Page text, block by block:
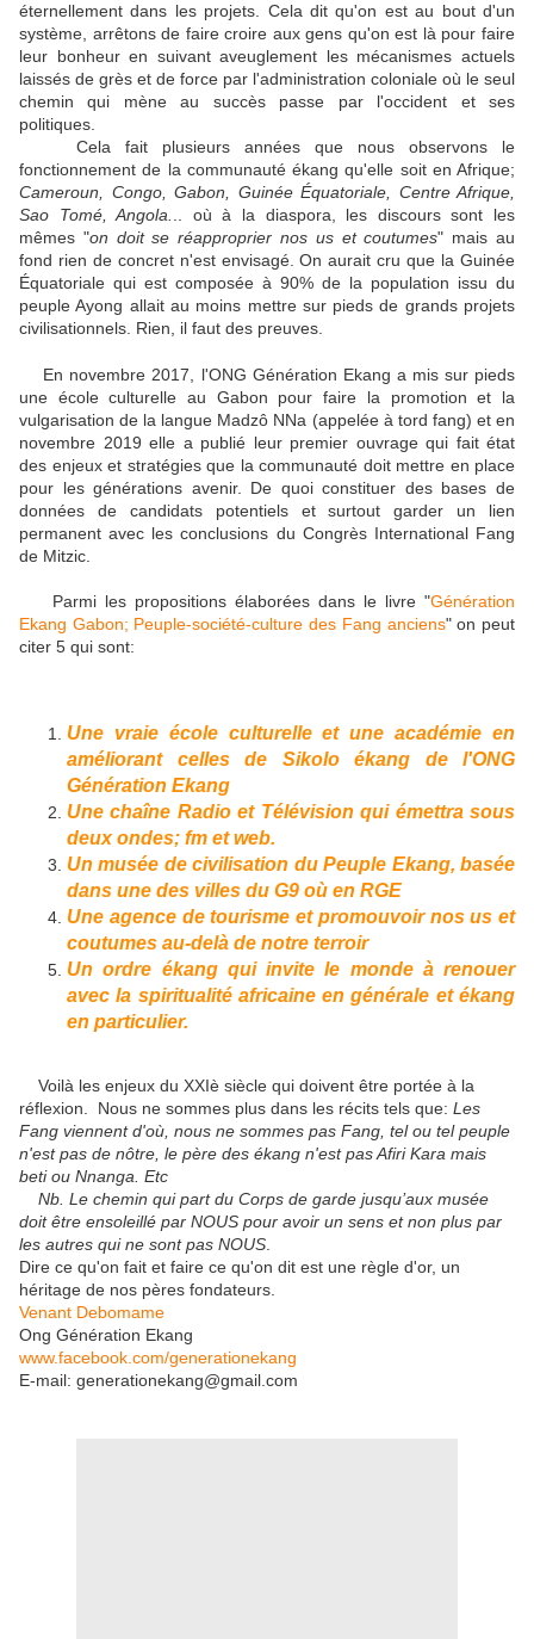
éternellement dans les projets. Cela dit qu'on est au bout d'un
système, arrêtons de faire croire aux gens qu'on est là pour faire
leur bonheur en suivant aveuglement les mécanismes actuels
laissés de grès et de force par l'administration coloniale où le seul
chemin qui mène au succès passe par l'occident et ses
politiques.
Cela fait plusieurs années que nous observons le
fonctionnement de la communauté ékang qu'elle soit en Afrique;
Cameroun, Congo, Gabon, Guinée Équatoriale, Centre Afrique,
Sao Tomé, Angola.
.. où à la diaspora, les discours sont les
mêmes "on doit se réapproprier nos us et coutumes" mais au
fond rien de concret n'est envisagé. On aurait cru que la Guinée
Équatoriale qui est composée à 90% de la population issu du
peuple Ayong allait au moins mettre sur pieds de grands projets
civilisationnels. Rien, il faut des preuves.
En novembre 2017, l'ONG Génération Ekang a mis sur pieds
une école culturelle au Gabon pour faire la promotion et la
vulgarisation de la langue Madzô NNa (appelée à tord fang) et en
novembre 2019 elle a publié leur premier ouvrage qui fait état
des enjeux et stratégies que la communauté doit mettre en place
pour les générations avenir. De quoi constituer des bases de
données de candidats potentiels et surtout garder un lien
permanent avec les conclusions du Congrès International Fang
de Mitzic.
Parmi les propositions élaborées dans le livre "Génération
Ekang Gabon; Peuple-société-culture des Fang anciens" on peut
citer 5 qui sont:
Une vraie école culturelle et une académie en
améliorant celles de Sikolo ékang de l'ONG
Génération Ekang
Une chaîne Radio et Télévision qui émettra sous
deux ondes; fm et web.
Un musée de civilisation du Peuple Ekang, basée
dans une des villes du G9 où en RGE
Une agence de tourisme et promouvoir nos us et
coutumes au-delà de notre terroir
Un ordre ékang qui invite le monde à renouer
avec la spiritualité africaine en générale et ékang
en particulier.
Voilà les enjeux du XXIè siècle qui doivent être portée à la
réflexion. Nous ne sommes plus dans les récits tels que: Les
Fang viennent d'où, nous ne sommes pas Fang, tel ou tel peuple
n'est pas de nôtre, le père des ékang n'est pas Afiri Kara mais
beti ou Nnanga. Etc
Nb. Le chemin qui part du Corps de garde jusqu’aux musée
doit être ensoleillé par NOUS pour avoir un sens et non plus par
les autres qui ne sont pas NOUS
Dire ce qu'on fait et faire ce qu'on dit est une règle d'or, un
héritage de nos pères fondateurs.
Venant Debomame
Ong Génération Ekang
www.facebook.com/generationekang
E-mail: generationekang@gmail.com